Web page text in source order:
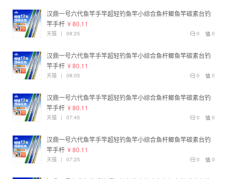
汉鼎一号六代鱼竿手竿超轻钓鱼竿小综合鱼杆鲫鱼竿碳素台钓
竿手杆 ¥ 80.11
0
0
天猫 | 08:25
汉鼎一号六代鱼竿手竿超轻钓鱼竿小综合鱼杆鲫鱼竿碳素台钓
竿手杆 ¥ 80.11
0
0
天猫 | 08:05
汉鼎一号六代鱼竿手竿超轻钓鱼竿小综合鱼杆鲫鱼竿碳素台钓
竿手杆 ¥ 80.11
0
0
天猫 | 07:45
汉鼎一号六代鱼竿手竿超轻钓鱼竿小综合鱼杆鲫鱼竿碳素台钓
竿手杆 ¥ 80.11
0
0
天猫 | 07:25